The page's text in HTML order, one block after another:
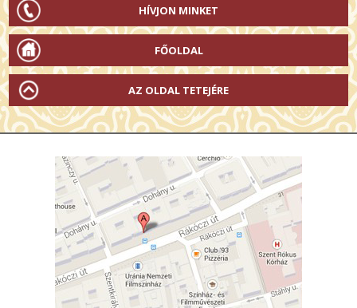
HÍVJON MINKET
FŐOLDAL
AZ OLDAL TETEJÉRE